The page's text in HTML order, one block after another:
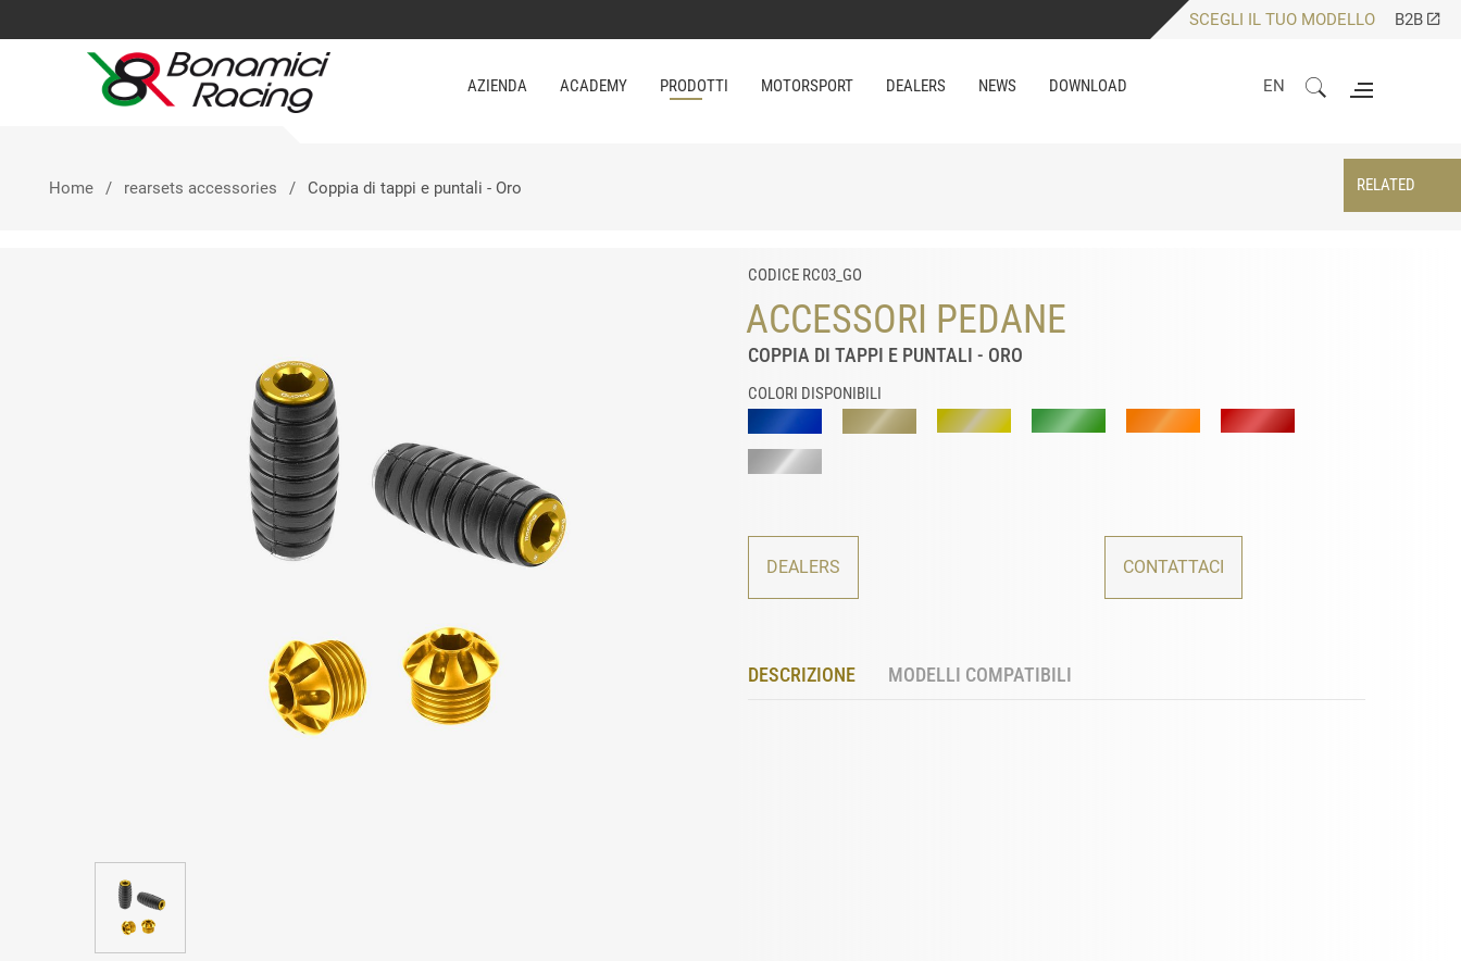
SCEGLI IL TUO MODELLO B2B
AZIENDA ACADEMY PRODOTTI MOTORSPORT DEALERS NEWS DOWNLOAD EN
RELATED
Home rearsets accessories Coppia di tappi e puntali - Oro
CODICE RC03_GO
ACCESSORI PEDANE
COPPIA DI TAPPI E PUNTALI - ORO
COLORI DISPONIBILI
DEALERS CONTATTACI
DESCRIZIONE MODELLI COMPATIBILI